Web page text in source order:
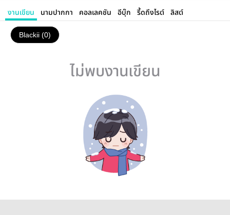
งานเขียน นามปากกา คอลเลคชัน อีบุ๊ก รี้ดถึงไรต์ ลิสต์
Blackii (0)
ไม่พบงานเขียน